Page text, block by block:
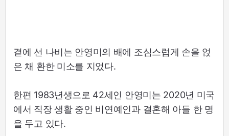
곁에 선 나비는 안영미의 배에 조심스럽게 손을 얹
은 채 환한 미소를 지었다.
한편 1983년생으로 42세인 안영미는 2020년 미국
에서 직장 생활 중인 비연예인과 결혼해 아들 한 명
을 두고 있다.